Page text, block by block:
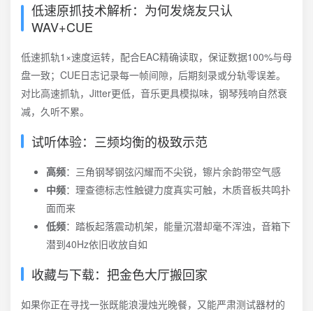
低速原抓技术解析：为何发烧友只认
WAV+CUE
低速抓轨1×速度运转，配合EAC精确读取，保证数据100%与母
盘一致；CUE日志记录每一帧间隙，后期刻录或分轨零误差。
对比高速抓轨，Jitter更低，音乐更具模拟味，钢琴残响自然衰
减，久听不累。
试听体验：三频均衡的极致示范
高频：三角钢琴钢弦闪耀而不尖锐，镲片余韵带空气感
中频：理查德标志性触键力度真实可触，木质音板共鸣扑
面而来
低频：踏板起落震动机架，能量沉潜却毫不浑浊，音箱下
潜到40Hz依旧收放自如
收藏与下载：把金色大厅搬回家
如果你正在寻找一张既能浪漫烛光晚餐，又能严肃测试器材的